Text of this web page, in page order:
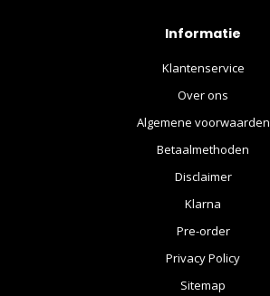
Informatie
Klantenservice
Over ons
Algemene voorwaarden
Betaalmethoden
Disclaimer
Klarna
Pre-order
Privacy Policy
Sitemap